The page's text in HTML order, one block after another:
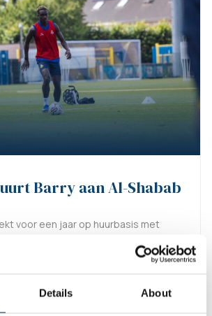
Details About
Barry aan Al-Shabab
voor een jaar op huurbasis met
Lees meer
trekt Koffi aan als